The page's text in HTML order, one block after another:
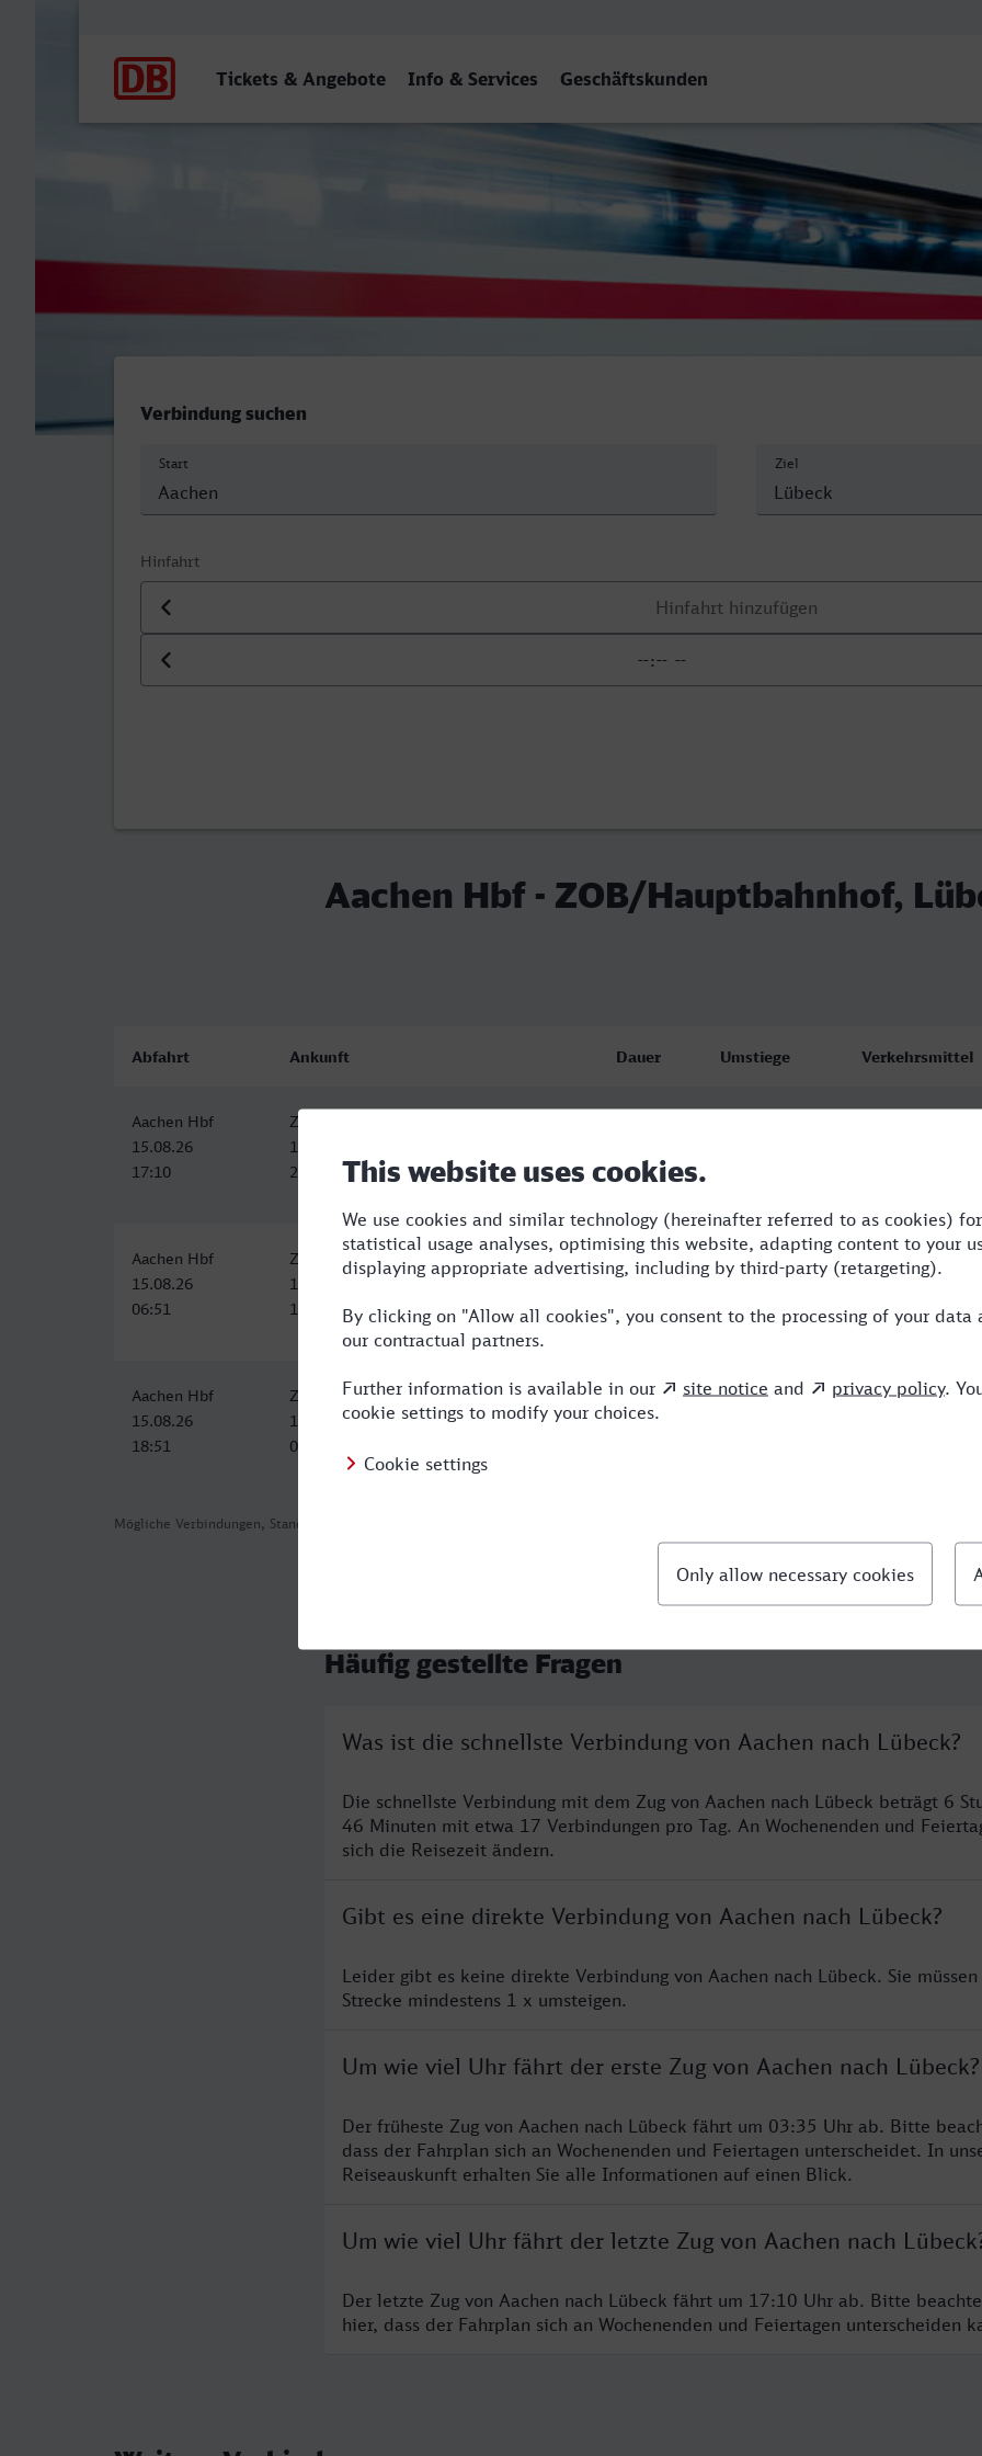
Tickets & Angebote Info & Services Geschäftskunden
Aachen Hbf - ZOB/Hauptbahnhof, Lübeck
Verbindung suchen
Start Ziel
Hinfahrt
Datum der Hinfahrt
Uhrzeit der Hinfahrt
Aachen Hbf - ZOB/Hauptbahnhof,
Mögliche Verbindungen, Stand: 2026-08-01 05:33
Abfahrt Ankunft Dauer Umstiege Verkehrsmittel
Aachen Hbf
15.08.26
17:10
ZOB/Hauptbahnhof, Lübeck
15.08.26
23:56
Aachen Hbf
15.08.26
06:51
ZOB/Hauptbahnhof, Lübeck
15.08.26
13:56
7:05 BUS,RE,NX,ICE
Aachen Hbf
15.08.26
18:51
ZOB/Hauptbahnhof, Lübeck
16.08.26
02:26
7:35 3 BUS,RE,NX,ICE
Häufig gestellte Fragen
Was ist die schnellste Verbindung von Aachen nach Lübeck?
Die schnellste Verbindung mit dem Zug von Aachen nach Lübeck beträgt 6
46 Minuten mit etwa 17 Verbindungen pro Tag. An Wochenenden und
sich die Reisezeit ändern.
Gibt es eine direkte Verbindung von Aachen nach Lübeck?
Leider gibt es keine direkte Verbindung von Aachen nach Lübeck. Sie
Strecke mindestens 1 x umsteigen.
Um wie viel Uhr fährt der erste Zug von Aachen nach Lübeck?
Der früheste Zug von Aachen nach Lübeck fährt um 03:35 Uhr ab. Bitte
dass der Fahrplan sich an Wochenenden und Feiertagen unterscheidet. In
Reiseauskunft erhalten Sie alle Informationen auf einen Blick.
Um wie viel Uhr fährt der letzte Zug von Aachen nach
Der letzte Zug von Aachen nach Lübeck fährt um 17:10 Uhr ab. Bitte
hier, dass der Fahrplan sich an Wochenenden und Feiertagen unterscheiden